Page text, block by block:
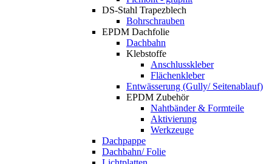
DS-Stahl Trapezblech
Bohrschrauben
EPDM Dachfolie
Dachbahn
Klebstoffe
Anschlusskleber
Flächenkleber
Entwässerung (Gully/ Seitenablauf)
EPDM Zubehör
Nahtbänder & Formteile
Aktivierung
Werkzeuge
Dachpappe
Dachbahn/ Folie